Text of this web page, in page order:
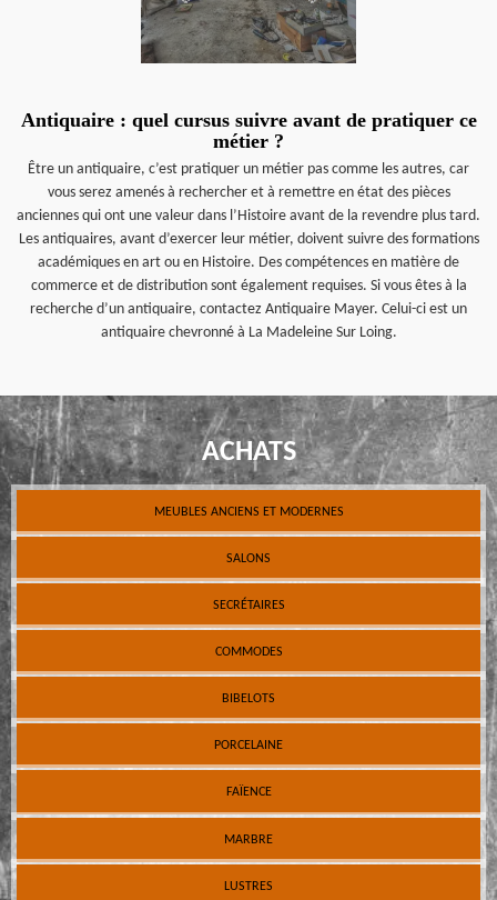
Antiquaire : quel cursus suivre avant de pratiquer ce
métier ?
Être un antiquaire, c’est pratiquer un métier pas comme les autres, car
vous serez amenés à rechercher et à remettre en état des pièces
anciennes qui ont une valeur dans l’Histoire avant de la revendre plus tard.
Les antiquaires, avant d’exercer leur métier, doivent suivre des formations
académiques en art ou en Histoire. Des compétences en matière de
commerce et de distribution sont également requises. Si vous êtes à la
recherche d’un antiquaire, contactez Antiquaire Mayer. Celui-ci est un
antiquaire chevronné à La Madeleine Sur Loing.
ACHATS
MEUBLES ANCIENS ET MODERNES
SALONS
SECRÉTAIRES
COMMODES
BIBELOTS
PORCELAINE
FAÏENCE
MARBRE
LUSTRES